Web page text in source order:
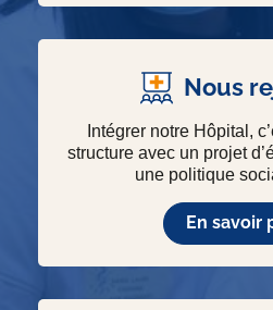
Nous
Intégrer notre Hôpital,
structure avec un projet
une politique
En savoir